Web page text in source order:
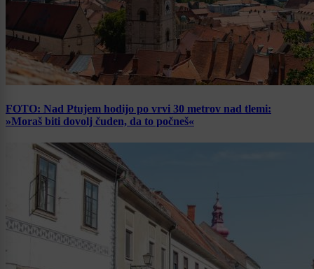
FOTO: Nad Ptujem hodijo po vrvi 30 metrov nad tlemi:
»Moraš biti dovolj čuden, da to počneš«